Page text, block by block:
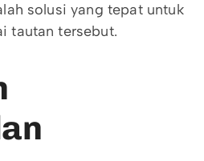
solusi yang tepat untuk
tautan tersebut.